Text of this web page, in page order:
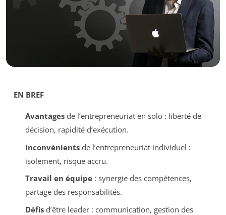
EN BREF
Avantagesde l’entrepreneuriat en solo : liberté de
décision, rapidité d’exécution.
Inconvénientsde l’entrepreneuriat individuel :
isolement, risque accru.
Travail en équipe: synergie des compétences,
partage des responsabilités.
Défisd’être leader : communication, gestion des